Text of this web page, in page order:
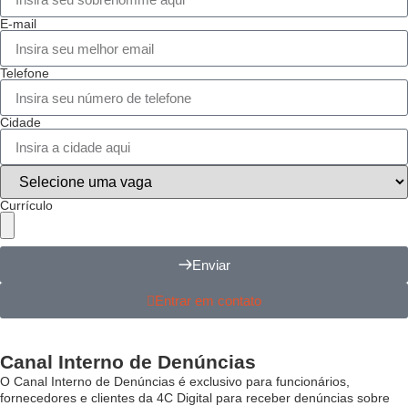
E-mail
Telefone
Cidade
Currículo
Enviar
Entrar em contato
Canal Interno de Denúncias
O Canal Interno de Denúncias é exclusivo para funcionários,
fornecedores e clientes da 4C Digital para receber denúncias sobre